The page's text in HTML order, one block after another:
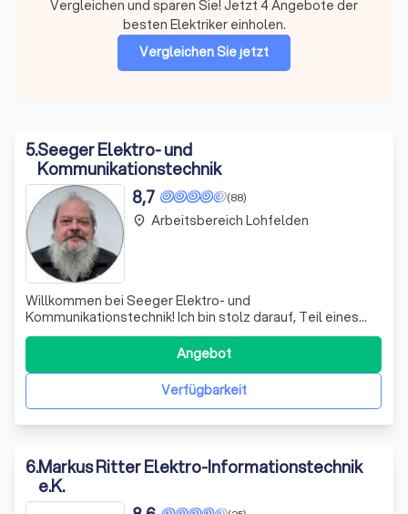
Vergleichen und sparen Sie! Jetzt 4 Angebote der
besten Elektriker einholen.
Vergleichen Sie jetzt
5.Seeger Elektro- und
Kommunikationstechnik
(88)
8,7
Willkommen bei Seeger Elektro- und
Kommunikationstechnik! Ich bin stolz darauf, Teil eines
Teams zu sein, das nicht nur durch Fachkompetenz,
sondern auch durch ein familiäres Miteinander besticht.
Bei uns wird jeder Mitarbeiter herzlich empfangen und in
die Gemeinschaft integriert. Flache Hierarchie
Verfügbarkeit
Angebot
place Arbeitsbereich Lohfelden
6.Markus Ritter Elektro-Informationstechnik
e.K.